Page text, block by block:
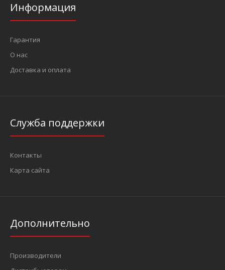
Информация
Гарантия
О нас
Доставка и оплата
Служба поддержки
Контакты
Карта сайта
Дополнительно
Производители